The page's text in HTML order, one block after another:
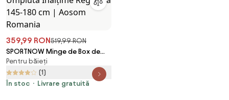
359,99 RON519,99 RON
SPORTNOW Minge de Box de
Podea Bază Umplută Înălțime
Reglabilă 145-180 cm | Aosom
Romania
Pentru băieți
(1)
În stoc
Livrare gratuită